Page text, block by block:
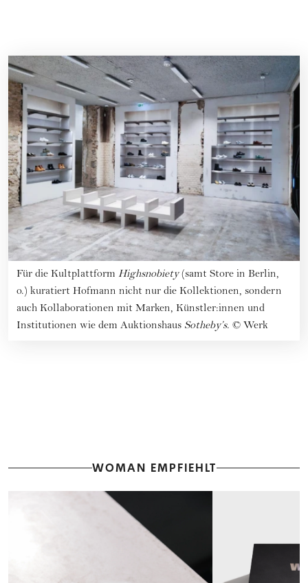
Für die Kultplattform Highsnobiety(samt Store in Berlin,
o.) kuratiert Hofmann nicht nur die Kollektionen, sondern
auch Kollaborationen mit Marken, Künstler:innen und
Institutionen wie dem Auktionshaus Sotheby’s. © Werk
WOMAN EMPFIEHLT